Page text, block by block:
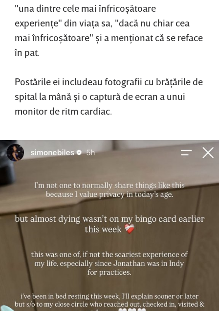
"una dintre cele mai înfricoşătoare
experienţe" din viaţa sa, "dacă nu chiar cea
mai înfricoşătoare" şi a menţionat că se reface
în pat.
Postările ei includeau fotografii cu brăţările de
spital la mână şi o captură de ecran a unui
monitor de ritm cardiac.